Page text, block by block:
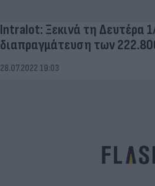
Intralot: Ξεκινά τη Δευτέρα
διαπραγμάτευση των
28.07.2022 19:03